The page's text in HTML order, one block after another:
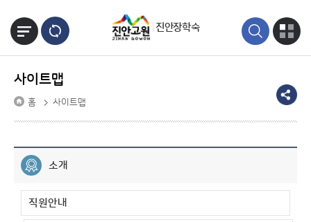
진안장학숙
사이트맵
홈 사이트맵
소개
직원안내